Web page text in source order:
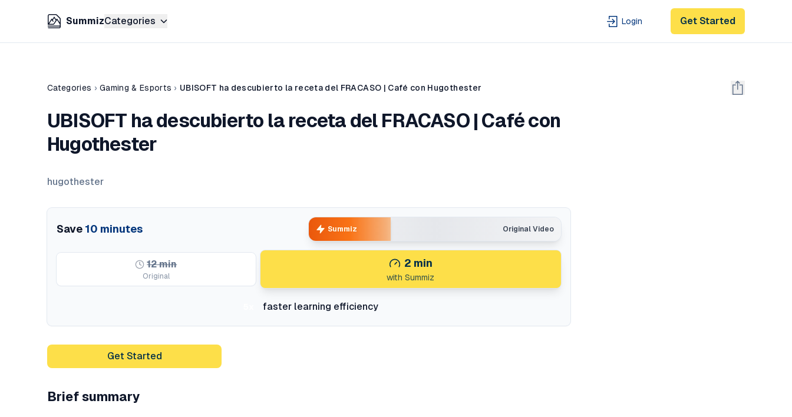
SummizCategories Login Get Started
Categories › Gaming & Esports › UBISOFT ha descubierto la receta del FRACASO | Café con Hugothester
UBISOFT ha descubierto la receta del FRACASO | Café con
Hugothester
hugothester
Save 10 minutes Original Video
Summiz
12min
Original
2 min
with Summiz
faster learning efficiency
Get Started
Brief summary